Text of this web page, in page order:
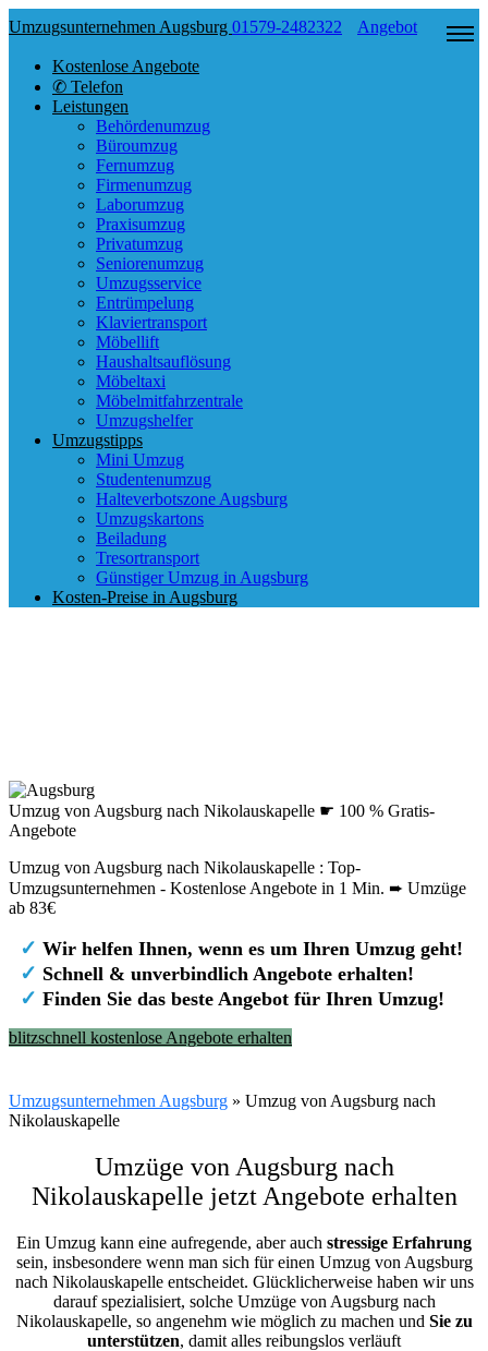
Umzugsunternehmen Augsburg 01579-2482322 Angebot
Kostenlose Angebote
✆ Telefon
Leistungen
Behördenumzug
Büroumzug
Fernumzug
Firmenumzug
Laborumzug
Praxisumzug
Privatumzug
Seniorenumzug
Umzugsservice
Entrümpelung
Klaviertransport
Möbellift
Haushaltsauflösung
Möbeltaxi
Möbelmitfahrzentrale
Umzugshelfer
Umzugstipps
Mini Umzug
Studentenumzug
Halteverbotszone Augsburg
Umzugskartons
Beiladung
Tresortransport
Günstiger Umzug in Augsburg
Kosten-Preise in Augsburg
Umzug von Augsburg nach Nikolauskapelle ☛ 100 % Gratis-
Angebote
Umzug von Augsburg nach Nikolauskapelle : Top-
Umzugsunternehmen - Kostenlose Angebote in 1 Min. ➨ Umzüge
ab 83€
✓ Wir helfen Ihnen, wenn es um Ihren Umzug geht!
✓ Schnell & unverbindlich Angebote erhalten!
✓ Finden Sie das beste Angebot für Ihren Umzug!
blitzschnell kostenlose Angebote erhalten
Umzugsunternehmen Augsburg » Umzug von Augsburg nach
Nikolauskapelle
Umzüge von Augsburg nach
Nikolauskapelle jetzt Angebote erhalten
Ein Umzug kann eine aufregende, aber auch stressige Erfahrung
sein, insbesondere wenn man sich für einen Umzug von Augsburg
nach Nikolauskapelle entscheidet. Glücklicherweise haben wir uns
darauf spezialisiert, solche Umzüge von Augsburg nach
Nikolauskapelle, so angenehm wie möglich zu machen und Sie zu
unterstützen, damit alles reibungslos verläuft